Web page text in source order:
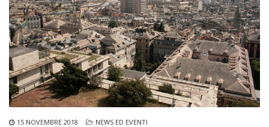
15 NOVEMBRE 2018 NEWS ED EVENTI